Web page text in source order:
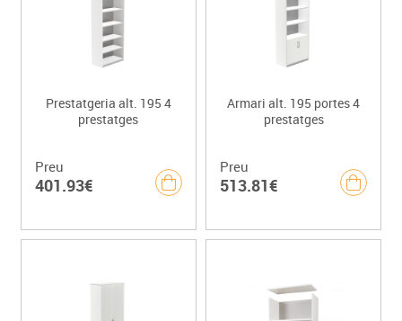
Prestatgeria alt. 195 4
prestatges
Preu
401.93€
Armari alt. 195 portes 4
prestatges
Preu
513.81€